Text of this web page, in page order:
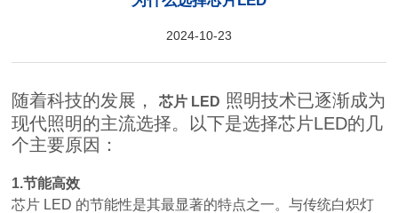
2024-10-23
随着科技的发展，芯片 LED 照明技术已逐渐成为
现代照明的主流选择。以下是选择芯片LED的几
个主要原因：
1.节能高效
芯片 LED 的节能性是其最显著的特点之一。与传统白炽灯